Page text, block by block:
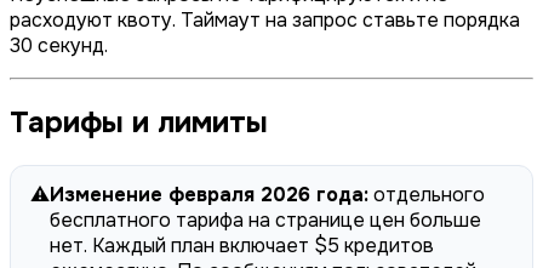
расходуют квоту. Таймаут на запрос ставьте порядка
30 секунд.
Тарифы и лимиты
⚠️Изменение февраля 2026 года:отдельного
бесплатного тарифа на странице цен больше
нет. Каждый план включает $5 кредитов